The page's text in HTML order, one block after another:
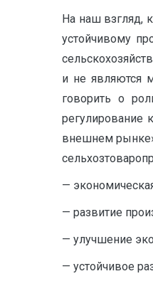
На наш взгляд,
устойчивому
и не являются
говорить о
регулирование
внешнем рынке»
—
— развитие
— улучшение
— устойчивое